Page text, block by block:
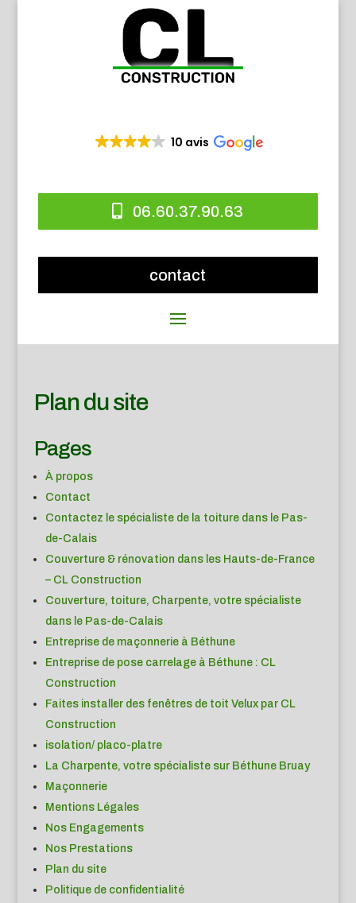
10 avis
06.60.37.90.63
contact
Plan du site
Pages
À propos
Contact
Contactez le spécialiste de la toiture dans le Pas-
de-Calais
Couverture & rénovation dans les Hauts-de-France
– CL Construction
Couverture, toiture, Charpente, votre spécialiste
dans le Pas-de-Calais
Entreprise de maçonnerie à Béthune
Entreprise de pose carrelage à Béthune : CL
Construction
Faites installer des fenêtres de toit Velux par CL
Construction
isolation/ placo-platre
La Charpente, votre spécialiste sur Béthune Bruay
Maçonnerie
Mentions Légales
Nos Engagements
Nos Prestations
Plan du site
Politique de confidentialité